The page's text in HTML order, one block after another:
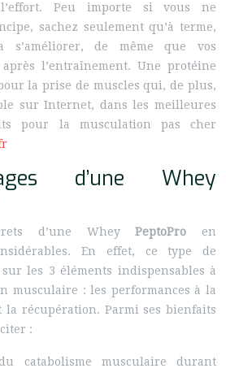
l’effort. Peu importe si vous ne
sachez seulement qu’à terme,
s’améliorer, de même que vos
l’entraînement. Une protéine
la prise de muscles qui, de plus,
sur Internet, dans les meilleures
pour la musculation pas cher
d’une Whey
d’une WheyPeptoPro en
En effet, ce type de
les 3 éléments indispensables à
musculaire : les performances à la
la récupération. Parmi ses bienfaits
:
catabolisme musculaire durant